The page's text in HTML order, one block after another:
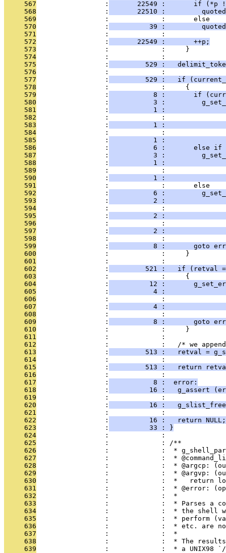
     567
                 :
22549 :       if (*p
     568
                 :
22510 :
     569
                 :             :       else
     570
                 :
39 :
     571
                 :             :
     572
                 :
       22549 :       ++p;
     573
                 :             :     }
     574
                 :             :
     575
                 :
529 :
     576
                 :             :
     577
                 :
529 :   if
     578
                 :             :     {
     579
                 :
8 :       if
     580
                 :
3 :
     581
                 :
1 :
     582
:             :
     583
                 :
1 :
     584
:             :
     585
                 :
1 :
     586
                 :
6 :       else if
     587
                 :
3 :
     588
                 :
1 :
     589
:             :
     590
                 :
1 :
     591
                 :             :       else
     592
                 :
6 :
     593
                 :
2 :
     594
:             :
     595
                 :
2 :
     596
:             :
     597
                 :
2 :
     598
                 :             :
     599
                 :
8 :       goto
     600
                 :             :     }
     601
                 :             :
     602
                 :
521 :   if (retval
     603
                 :             :     {
     604
                 :
12 :
     605
                 :
4 :
     606
:             :
     607
                 :
4 :
     608
                 :             :
     609
                 :
8 :       goto
     610
                 :             :     }
     611
                 :             :
     612
:             :   /* we
     613
                 :
513 :   retval =
     614
                 :             :
     615
                 :
513 :   return
     616
                 :             :
     617
                 :
           8 :  error:
     618
                 :
16 :   g_assert
     619
                 :             :
     620
                 :
16 :
     621
                 :             :
     622
                 :
          16 :   return NULL;
     623
                 :
          33 : }
     624
                 :             :
     625
                 :             : /**
     626
:             :  *
     627
:             :  *
     628
:             :  * @argcp:
     629
:             :  * @argvp:
     630
:             :  *   return
     631
:             :  * @error:
     632
                 :             :  *
     633
:             :  * Parses a
     634
:             :  * the shell
     635
:             :  * perform
     636
:             :  * etc. are
     637
                 :             :  *
     638
:             :  * The
     639
:             :  * a UNIX98